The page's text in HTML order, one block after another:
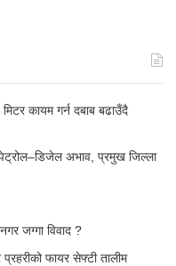
कायम गर्न दबाब बढाउँदै
पेट्रोल–डिजेल अभाव, प्रमुख जिल्ला
जग्गा विवाद ?
प्रहरीको फायर सेफ्टी तालीम